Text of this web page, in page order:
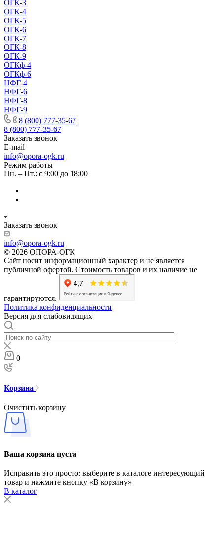
ОГК-3
ОГК-4
ОГК-5
ОГК-6
ОГК-7
ОГК-8
ОГК-9
ОГКф-4
ОГКф-6
НФГ-4
НФГ-6
НФГ-8
НФГ-9
8 (800) 777-35-67
8 (800) 777-35-67
Заказать звонок
E-mail
info@opora-ogk.ru
Режим работы
Пн. – Пт.: с 9:00 до 18:00
Заказать звонок
info@opora-ogk.ru
© 2026 ОПОРА-ОГК
Сайт носит информационный характер и не является
публичной офертой. Стоимость товаров и их наличие не
гарантируются.
Политика конфиденциальности
Версия для слабовидящих
0
Корзина
Очистить корзину
Ваша корзина пуста
Исправить это просто: выберите в каталоге интересующий
товар и нажмите кнопку «В корзину»
В каталог